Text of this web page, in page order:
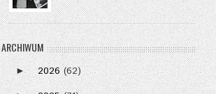
ARCHIWUM
► 2026 (62)